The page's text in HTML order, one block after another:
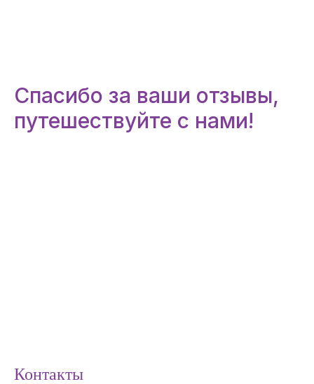
Спасибо за ваши отзывы,
путешествуйте с нами!
Контакты